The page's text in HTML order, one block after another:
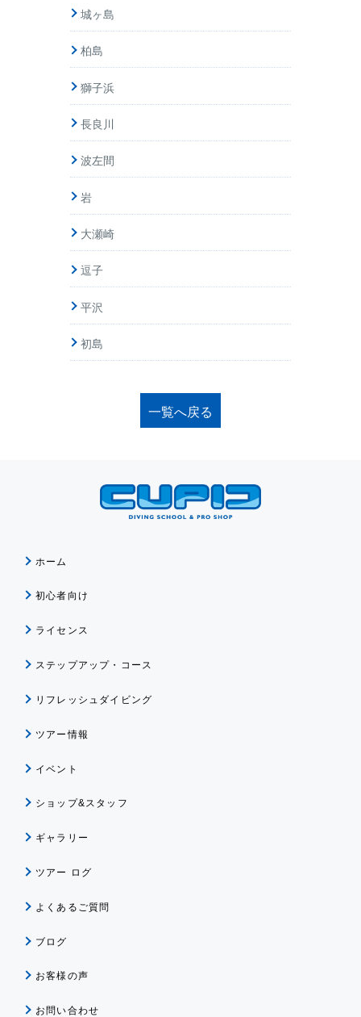
城ヶ島
柏島
獅子浜
長良川
波左間
岩
大瀬崎
逗子
平沢
初島
一覧へ戻る
ホーム
初心者向け
ライセンス
ステップアップ・コース
リフレッシュダイビング
ツアー情報
イベント
ショップ&スタッフ
ギャラリー
ツアー ログ
よくあるご質問
ブログ
お客様の声
お問い合わせ